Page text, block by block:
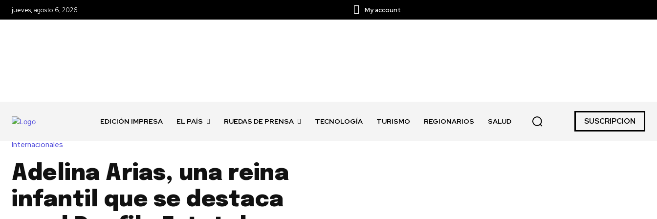
jueves, agosto 6, 2026 My account
EDICIÓN IMPRESA EL PAÍS RUEDAS DE PRENSA TECNOLOGÍA TURISMO REGIONARIOS SALUD SUSCRIPCION
Internacionales
Adelina Arias, una reina
infantil que se destaca